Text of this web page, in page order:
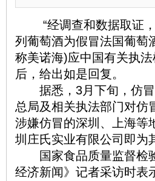
“经调查和数据取证，
列葡萄酒为假冒法国葡萄
称美诺海)应中国有关执
后，给出如是回复。
据悉，3月下旬，仿冒
总局及相关执法部门对仿
涉嫌仿冒的深圳、上海
圳庄氏实业有限公司即为
国家食品质量监督检验
经济新闻》记者采访时表